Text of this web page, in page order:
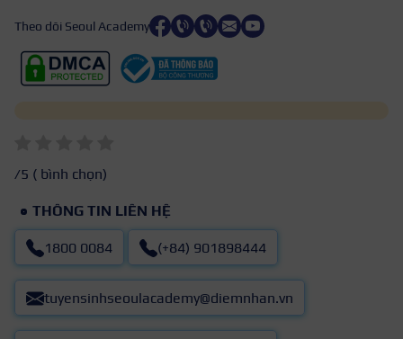
Theo dõi Seoul Academy
/5 ( bình chọn)
THÔNG TIN LIÊN HỆ
1800 0084 (+84) 901898444
tuyensinhseoulacademy@diemnhan.vn